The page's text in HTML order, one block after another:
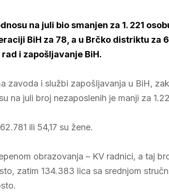
na juli bio smanjen za 1. 221
BiH za 78, a u Brčko distriktu za
i zapošljavanje BiH.
zavoda i službi zapošljavanja u BiH,
na juli broj nezaposlenih je manji za
ili 54,17 su žene.
obrazovanja – KV radnici, a taj
zatim 134.383 lica sa srednjom